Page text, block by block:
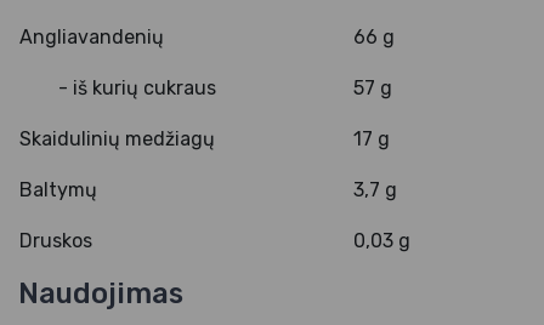
Angliavandenių 66 g
- iš kurių cukraus 57 g
Skaidulinių medžiagų 17 g
Baltymų 3,7 g
Druskos 0,03 g
Naudojimas